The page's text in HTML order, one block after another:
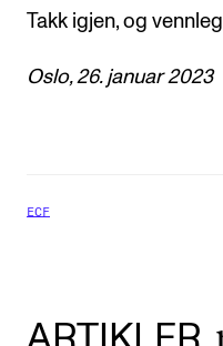
Takk igjen, og
Oslo, 26. januar 2023
ECF